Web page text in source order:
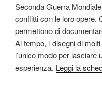
Seconda Guerra
conflitti con le loro opere.
permettono di
Al tempo, i disegni di
l’unico modo per lasciare
esperienza. Leggi la